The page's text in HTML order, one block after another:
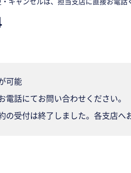
可能
電話にてお問い合わせください。
の受付は終了しました。各支店へ